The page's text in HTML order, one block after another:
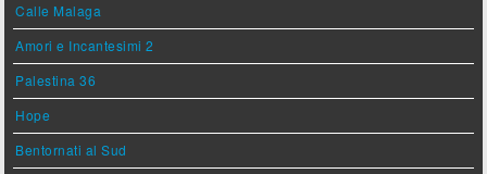
Calle Malaga
Amori e Incantesimi 2
Palestina 36
Hope
Bentornati al Sud